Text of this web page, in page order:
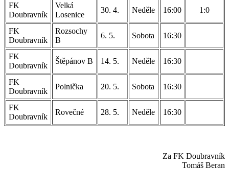
FK
Doubravník
Velká
Losenice
30. 4. Neděle 16:00 1:0
FK
Doubravník
Rozsochy
B
6. 5. Sobota 16:30
FK
Doubravník
Štěpánov B 14. 5. Neděle 16:30
FK
Doubravník
Polnička 20. 5. Sobota 16:30
FK
Doubravník
Rovečné 28. 5. Neděle 16:30
Za FK Doubravník
Tomáš Beran